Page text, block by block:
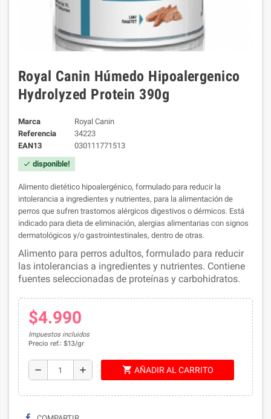
Royal Canin Húmedo Hipoalergenico
Hydrolyzed Protein 390g
Marca
Royal Canin
Referencia
34223
EAN13
030111771513
check disponible!
Alimento dietético hipoalergénico, formulado para reducir la
intolerancia a ingredientes y nutrientes, para la alimentación de
perros que sufren trastornos alérgicos digestivos o dérmicos. Está
indicado para dieta de eliminación, alergias alimentarias con signos
dermatológicos y/o gastrointestinales, dentro de otras.
Alimento para perros adultos, formulado para reducir
las intolerancias a ingredientes y nutrientes. Contiene
fuentes seleccionadas de proteínas y carbohidratos.
$4.990
Impuestos incluidos
Precio ref.: $13/gr
remove add shopping_cart AÑADIR AL CARRITO